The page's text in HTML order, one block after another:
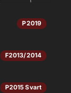
P2019
F2013/2014
P2015 Svart